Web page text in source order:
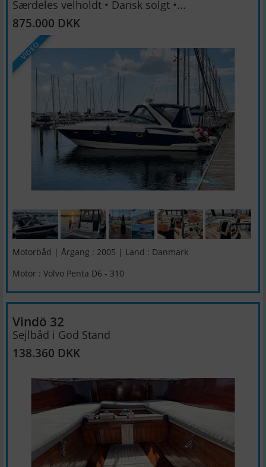
Særdeles velholdt • Dansk solgt •...
875.000 DKK
VIDEO
Motorbåd | Årgang : 2005 | Land : Danmark
Motor : Volvo Penta D6 - 310
Vindö 32
Sejlbåd i God Stand
138.360 DKK